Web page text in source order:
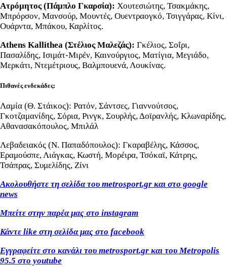
Ατρόμητος (Πάμπλο Γκαρσία): Χουτεσιώτης, Τσακμάκης,
Μπρόρσον, Μανσούρ, Μουντές, Ουεντραογκό, Τσιγγάρας, Κίνι,
Ουάρντα, Μπάκου, Καρλίτος.
Athens Kallithea (Στέλιος Μαλεζάς): Γκέλιος, Σοΐρι,
Πασαλίδης, Ισιμάτ-Μιρέν, Καινούργιος, Ματίγια, Μεγιάδο,
Μερκάτι, Ντεμέτριους, Βαλμπουενά, Λουκίνας.
Πιθανές ενδεκάδες:
Λαμία (Θ. Στάικος): Ρατόν, Σάντσες, Γιαννούτσος,
Γκοτζαμανίδης, Σόρια, Ρινγκ, Σουρλής, Δοϊρανλής, Κλωναρίδης,
Αθανασακόπουλος, Μπιλάλ
Λεβαδειακός (Ν. Παπαδόπουλος): Γκαραβέλης, Κάσσος,
Εραμούσπε, Λιάγκας, Κωστή, Μορέιρα, Τσόκαϊ, Κάτρης,
Τσάπρας, Συμελίδης, Ζίνι
Ακολουθήστε τη σελίδα του metrosport.gr και στο google
news
Μπείτε στην παρέα μας στο instagram
Κάντε like στη σελίδα μας στο facebook
Εγγραφείτε στο κανάλι του metrosport.gr και του Metropolis
95.5 στο youtube